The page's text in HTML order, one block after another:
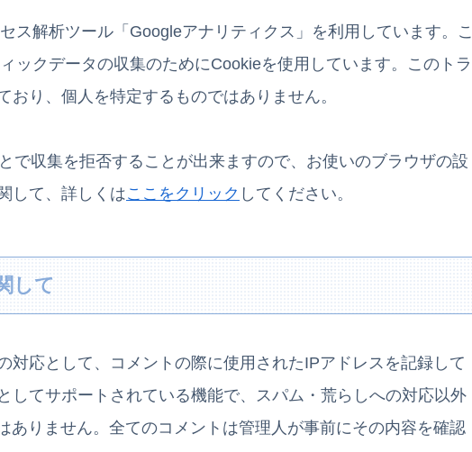
ス解析ツール「Googleアナリティクス」を利用しています。こ
ックデータの収集のためにCookieを使用しています。このトラ
おり、個人を特定するものではありません。
で収集を拒否することが出来ますので、お使いのブラウザの設
して、詳しくはここをクリック してください。
して
対応として、コメントの際に使用されたIPアドレスを記録して
してサポートされている機能で、スパム・荒らしへの対応以外
ありません。全てのコメントは管理人が事前にその内容を確認